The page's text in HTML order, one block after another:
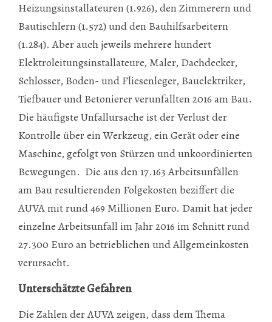
Heizungsinstallateuren (1.926), den Zimmerern und
Bautischlern (1.572) und den Bauhilfsarbeitern
(1.284). Aber auch jeweils mehrere hundert
Elektroleitungsinstallateure, Maler, Dachdecker,
Schlosser, Boden- und Fliesenleger, Bauelektriker,
Tiefbauer und Betonierer verunfallten 2016 am Bau.
Die häufigste Unfallursache ist der Verlust der
Kontrolle über ein Werkzeug, ein Gerät oder eine
Maschine, gefolgt von Stürzen und unkoordinierten
Bewegungen. Die aus den 17.163 Arbeitsunfällen
am Bau resultierenden Folgekos­ten beziffert die
AUVA mit rund 469 Millionen Euro. Damit hat jeder
einzelne Arbeitsunfall im Jahr 2016 im Schnitt rund
27.300 Euro an betrieblichen und Allgemeinkosten
verursacht.
Unterschätzte Gefahren
Die Zahlen der AUVA zeigen, dass dem Thema